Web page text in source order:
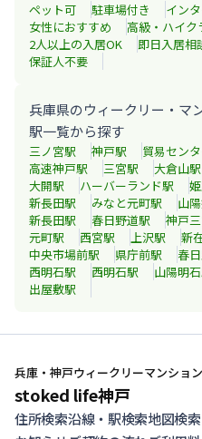
ペット可 駐車場付き
イン
女性におすすめ
高級・ハイク
2人以上の入居OK
即日入居相
保証人不要
兵庫県のウィークリー・マ
駅一覧から探す
三ノ宮駅 神戸駅 貿易セン
高速神戸駅 三宮駅 大倉山駅
大開駅 ハーバーランド駅
新長田駅 みなと元町駅 山
新長田駅 春日野道駅 神戸
元町駅 西宮駅 上沢駅 新
中央市場前駅 県庁前駅 春
西明石駅 西明石駅 山陽明石
出屋敷駅
兵庫・神戸ウィークリーマンショ
stoked life神戸
住所検索沿線・駅検索地図検索